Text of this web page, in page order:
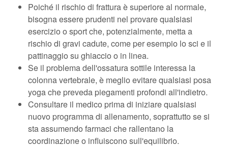
Poiché il rischio di frattura è superiore al normale,
bisogna essere prudenti nel provare qualsiasi
esercizio o sport che, potenzialmente, metta a
rischio di gravi cadute, come per esempio lo sci e il
pattinaggio su ghiaccio o in linea.
Se il problema dell'ossatura sottile interessa la
colonna vertebrale, è meglio evitare qualsiasi posa
yoga che preveda piegamenti profondi all'indietro.
Consultare il medico prima di iniziare qualsiasi
nuovo programma di allenamento, soprattutto se si
sta assumendo farmaci che rallentano la
coordinazione o influiscono sull'equilibrio.